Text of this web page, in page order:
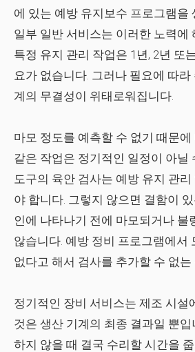
에 있는 예방 유지보수 프로그램을
일부 일반 서비스는 이러한 노력에
특정 유지 관리 작업은 1년, 2년 또
요가 없습니다. 그러나 필요에 따라
계의 무결성이 위태로워집니다.
마모 정도를 예측할 수 없기 때문
같은 작업은 정기적인 일정이 아닐
도구의 육안 검사는 예방 유지 관
야 합니다. 그렇지 않으면 결함이
인에 나타나기 전에 마모되거나 불
않습니다. 예방 정비 프로그램에서
없다고 해서 검사를 추가할 수 없는
정기적인 장비 서비스는 제조 시설
것은 생산 기계의 최종 결과일 뿐입
하지 않을 때 결국 수리할 시간을